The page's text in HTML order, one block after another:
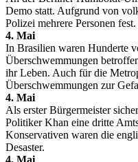
Demo statt. Aufgrund von
Polizei mehrere Personen fest.
4. Mai
In Brasilien waren Hunderte
Überschwemmungen
ihr Leben. Auch für die
Überschwemmungen zur
4. Mai
Als erster Bürgermeister
Politiker Khan eine dritte
Konservativen waren die
Desaster.
4. Mai